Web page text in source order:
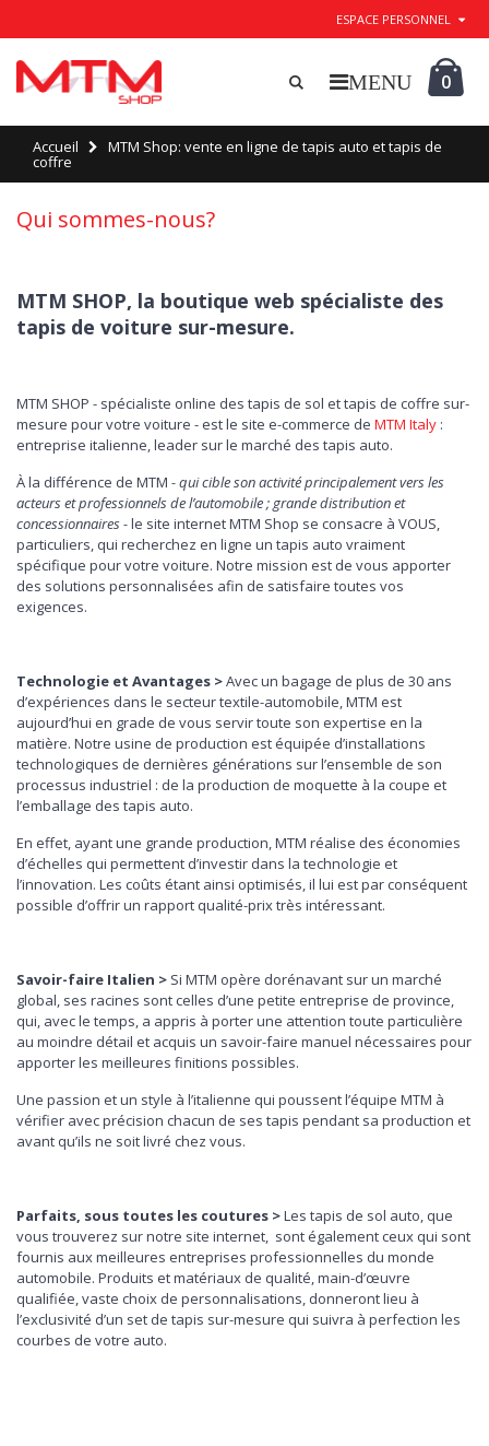
ESPACE PERSONNEL
0
Accueil MTM Shop: vente en ligne de tapis auto et tapis de
coffre
Qui sommes-nous?
MTM SHOP, la boutique web spécialiste des
tapis de voiture sur-mesure.
MTM SHOP - spécialiste online des tapis de sol et tapis de coffre sur-
mesure pour votre voiture - est le site e-commerce de MTM Italy :
entreprise italienne, leader sur le marché des tapis auto.
À la différence de MTM - qui cible son activité principalement vers les
acteurs et professionnels de l’automobile ; grande distribution et
concessionnaires -le site internet MTM Shop se consacre à VOUS,
particuliers, qui recherchez en ligne un tapis auto vraiment
spécifique pour votre voiture. Notre mission est de vous apporter
des solutions personnalisées afin de satisfaire toutes vos
exigences.
Technologie et Avantages >Avec un bagage de plus de 30 ans
d’expériences dans le secteur textile-automobile, MTM est
aujourd’hui en grade de vous servir toute son expertise en la
matière. Notre usine de production est équipée d’installations
technologiques de dernières générations sur l’ensemble de son
processus industriel : de la production de moquette à la coupe et
l’emballage des tapis auto.
En effet, ayant une grande production, MTM réalise des économies
d’échelles qui permettent d’investir dans la technologie et
l’innovation. Les coûts étant ainsi optimisés, il lui est par conséquent
possible d’offrir un rapport qualité-prix très intéressant.
Savoir-faire Italien > Si MTM opère dorénavant sur un marché
global, ses racines sont celles d’une petite entreprise de province,
qui, avec le temps, a appris à porter une attention toute particulière
au moindre détail et acquis un savoir-faire manuel nécessaires pour
apporter les meilleures finitions possibles.
Une passion et un style à l’italienne qui poussent l’équipe MTM à
vérifier avec précision chacun de ses tapis pendant sa production et
avant qu’ils ne soit livré chez vous.
Parfaits, sous toutes les coutures >Les tapis de sol auto, que
vous trouverez sur notre site internet, sont également ceux qui sont
fournis aux meilleures entreprises professionnelles du monde
automobile. Produits et matériaux de qualité, main-d’œuvre
qualifiée, vaste choix de personnalisations, donneront lieu à
l’exclusivité d’un set de tapis sur-mesure qui suivra à perfection les
courbes de votre auto.